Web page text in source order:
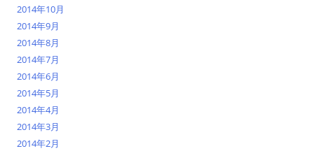
2014年10月
2014年9月
2014年8月
2014年7月
2014年6月
2014年5月
2014年4月
2014年3月
2014年2月